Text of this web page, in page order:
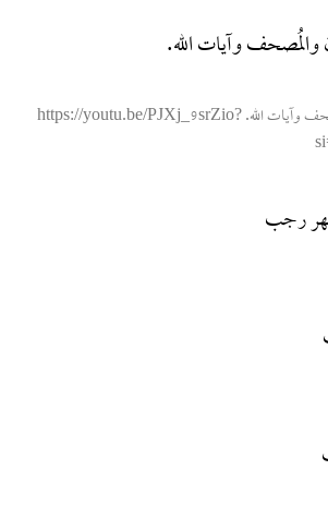
وآيات الله.
حُكْم الحَلِف بالقرآن والمُصحف وآيات الله. https://youtu.be/PJXj_9srZio?
رجب